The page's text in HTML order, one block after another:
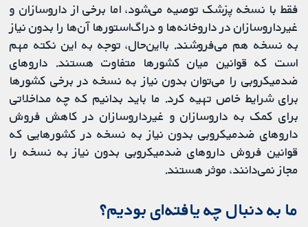
فقط با نسخه پزشک توصیه می‌شود، اما برخی از داروسازان و
غیرداروسازان در داروخانه‌ها و دراگ‌استورها آن‌ها را بدون نیاز
به نسخه هم می‌فروشند. بااین‌حال، توجه به این نکته مهم
است که قوانین میان کشورها متفاوت هستند. داروهای
ضدمیکروبی را می‌توان بدون نیاز به نسخه در برخی کشورها
برای شرایط خاص تهیه کرد. ما باید بدانیم که چه مداخلاتی
برای کمک به داروسازان و غیرداروسازان در کاهش فروش
داروهای ضدمیکروبی بدون نیاز به نسخه در کشورهایی که
قوانین فروش داروهای ضدمیکروبی بدون نیاز به نسخه را
مجاز نمی‌دانند، موثر هستند.
ما به دنبال چه یافته‌ای بودیم؟